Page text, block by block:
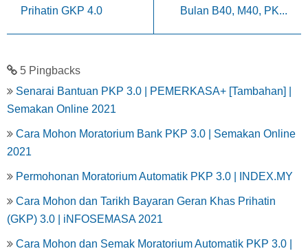
Prihatin GKP 4.0
Bulan B40, M40, PK...
5 Pingbacks
Senarai Bantuan PKP 3.0 | PEMERKASA+ [Tambahan] |
Semakan Online 2021
Cara Mohon Moratorium Bank PKP 3.0 | Semakan Online
2021
Permohonan Moratorium Automatik PKP 3.0 | INDEX.MY
Cara Mohon dan Tarikh Bayaran Geran Khas Prihatin
(GKP) 3.0 | iNFOSEMASA 2021
Cara Mohon dan Semak Moratorium Automatik PKP 3.0 |